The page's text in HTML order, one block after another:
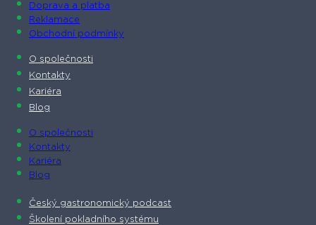
Doprava a platba
Reklamace
Obchodní podmínky
O společnosti​
Kontakty
Kariéra
Blog
O společnosti​
Kontakty
Kariéra
Blog
Český gastronomický podcast​
Školení pokladního systému